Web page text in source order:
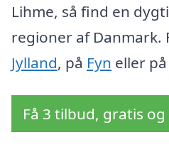
Lihme, så find en
regioner af Danmark.
Jylland, på Fyn eller på
Få 3 tilbud, gratis